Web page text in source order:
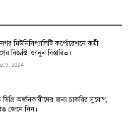
মিউনিসিপ্যালিটি কর্পোরেশনে কর্মী
বিজ্ঞপ্তি, জানুন বিস্তারিত।
9, 2024
ডিগ্রি অর্জনকারীদের জন্য চাকরির সুযোগ,
জেনে নিন।